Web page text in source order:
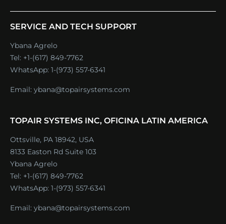
SERVICE AND TECH SUPPORT
Ybana Agrelo
Tel: +1-(617) 849-7762
WhatsApp: 1-(973) 557-6341
Email: ybana@topairsystems.com
TOPAIR SYSTEMS INC, OFICINA LATIN AMERICA
Ottsville, PA 18942, USA
8133 Easton Rd Suite 103
Ybana Agrelo
Tel: +1-(617) 849-7762
WhatsApp: 1-(973) 557-6341
Email: ybana@topairsystems.com